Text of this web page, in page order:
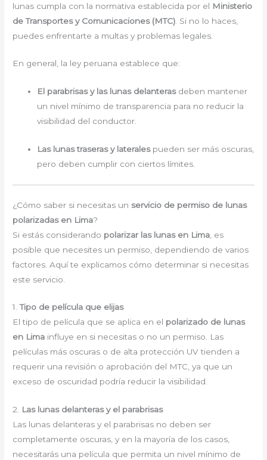
lunas cumpla con la normativa establecida por el Ministerio
de Transportes y Comunicaciones (MTC) . Si no lo haces,
puedes enfrentarte a multas y problemas legales.
En general, la ley peruana establece que:
El parabrisas y las lunas delanterasdeben mantener
un nivel mínimo de transparencia para no reducir la
visibilidad del conductor.
Las lunas traseras y lateralespueden ser más oscuras,
pero deben cumplir con ciertos límites.
¿Cómo saber si necesitas un servicio de permiso de lunas
polarizadas en Lima?
Si estás considerando polarizar las lunas en Lima , es
posible que necesites un permiso, dependiendo de varios
factores. Aquí te explicamos cómo determinar si necesitas
este servicio.
1.Tipo de película que elijas
El tipo de película que se aplica en el polarizado de lunas
en Lima influye en si necesitas o no un permiso. Las
películas más oscuras o de alta protección UV tienden a
requerir una revisión o aprobación del MTC, ya que un
exceso de oscuridad podría reducir la visibilidad.
2. Las lunas delanteras y el parabrisas
Las lunas delanteras y el parabrisas no deben ser
completamente oscuras, y en la mayoría de los casos,
necesitarás una película que permita un nivel mínimo de